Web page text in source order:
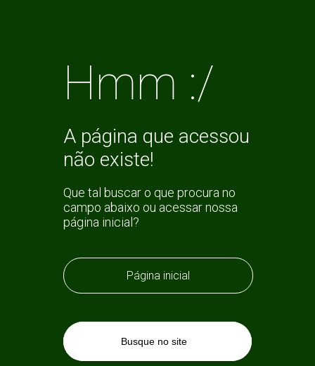
Hmm :/
A página que acessou
não existe!
Que tal buscar o que procura no
campo abaixo ou acessar nossa
página inicial?
Página inicial